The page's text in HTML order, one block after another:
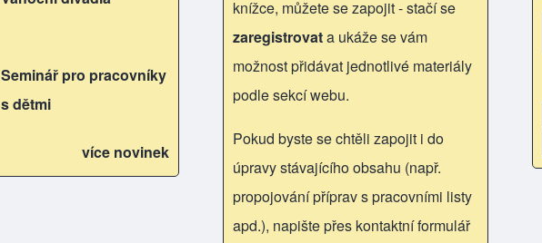
Seminář pro pracovníky
s dětmi
více novinek
knížce, můžete se zapojit - stačí se
zaregistrovata ukáže se vám
možnost přidávat jednotlivé materiály
podle sekcí webu.
Pokud byste se chtěli zapojit i do
úpravy stávajícího obsahu (např.
propojování příprav s pracovními listy
apd.), napište přes kontaktní formulář